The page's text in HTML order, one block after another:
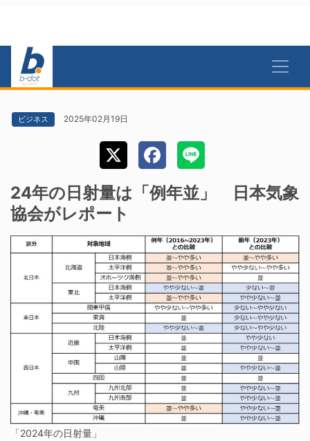
ビジネス 2025年02月19日
24年の日射量は「例年並」 日本気象
協会がレポート
「2024年の日射量」